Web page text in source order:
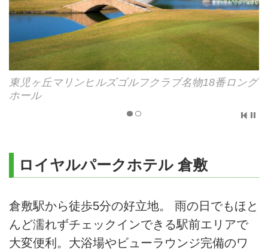
東児ヶ丘マリンヒルズゴルフクラブ名物18番ロング
ホール
ロイヤルパークホテル 倉敷
倉敷駅から徒歩5分の好立地。 雨の日でもほと
んど濡れずチェックインできる駅前エリアで
大変便利。大浴場やビューラウンジ完備のワ